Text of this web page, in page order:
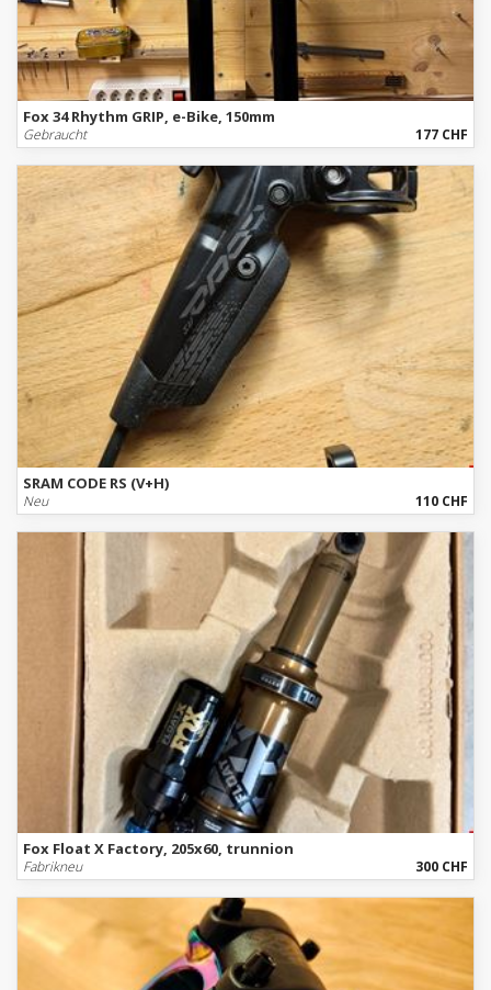
Fox 34 Rhythm GRIP, e-Bike, 150mm
Gebraucht 177 CHF
SRAM CODE RS (V+H)
Neu 110 CHF
Fox Float X Factory, 205x60, trunnion
Fabrikneu 300 CHF